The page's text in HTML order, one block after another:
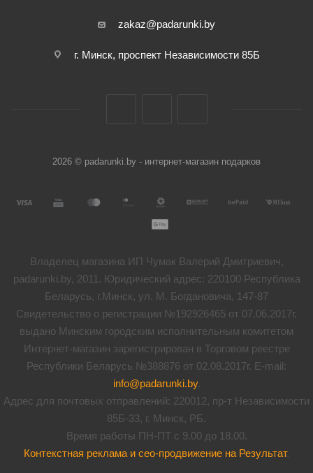
zakaz@padarunki.by
г. Минск, проспект Независимости 85Б
2026 © padarunki.by - интернет-магазин подарков
Владелец магазина ИП Чумак Валерий Дмитриевич,
padarunki.by, 2011. Юридический адрес: 220100 Республика
Беларусь, г.Минск, ул. М. Богдановича, 147-87
Свидетельство о регистрации №192926465 от 07.06.2017г.
выдано Минским городским исполнительным комитетом
Интернет-магазин зарегистрирован в Торговом реестре
Республики Беларусь №388876 от 02.08.2017г. E-mail:
info@padarunki.by.
Адрес для почтовых отправлений: 220012, пр-т Независимости
85Б-33, г. Минск, РБ.
Время работы ПН-ПТ с 9.00 до 18.00.
Контекстная реклама и сео-продвижение на Результат.